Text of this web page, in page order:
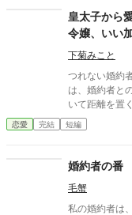
皇太子から
令嬢、いい
をとったら
下菊みこと
つれない婚約者
は、婚約者と
いて距離を置
恋愛 完結 短編
婚約者の番
毛蟹
私の婚約者は、獅子の獣人だ